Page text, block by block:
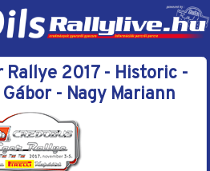
Rallye 2017 - Historic -
- Nagy Mariann